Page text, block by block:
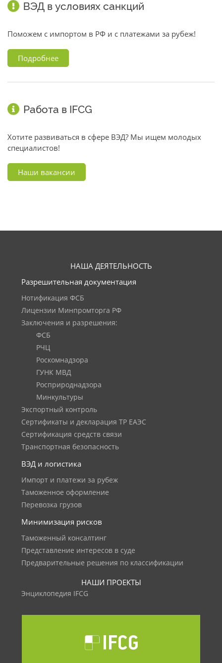
ВЭД в условиях санкций
Поможем с импортом в РФ и с платежами за рубеж!
Подробнее
Работа в IFCG
Хотите развиваться в сфере ВЭД? Мы ищем молодых
специалистов!
Наши вакансии
НАША ДЕЯТЕЛЬНОСТЬ
Разрешительная документация
Нотификация ФСБ
Лицензии Минпромторга РФ
Заключения и разрешения:
ФСБ
РЧЦ
Роскомнадзора
ГУНК МВД
Росприроднадзора
Минкультуры
Экспортный контроль
Сертификаты и декларация ТР ЕАЭС
Сертификация средств связи
Транспортная безопасность
ВЭД и логистика
Импорт и платежи за рубеж
Таможенное оформление
Перевозка грузов
Минимизация рисков
Таможенный консалтинг
Представление интересов в суде
Предварительные решения по классификации
НАШИ ПРОЕКТЫ
Энциклопедия IFCG